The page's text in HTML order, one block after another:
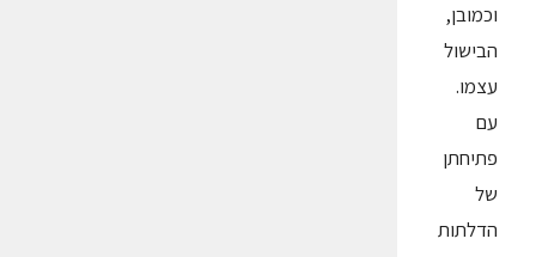
וכמובן,
הבישול
עצמו.
עם
פתיחתן
של
הדלתות